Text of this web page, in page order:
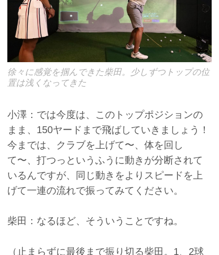
徐々に感覚を掴んできた柴田。少しずつトップの位
置は浅くなってきた
小澤：では今度は、このトップポジションの
まま、150ヤードまで飛ばしていきましょう！
今までは、クラブを上げて〜、体を回し
て〜、打つっというふうに動きが分断されて
いるんですが、同じ動きをよりスピードを上
げて一連の流れで振ってみてください。
柴田：なるほど、そういうことですね。
（止まらずに最後まで振り切る柴田。1、2球